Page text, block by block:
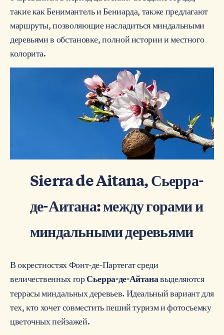
такие как Бенимантель и Бениарда, также предлагают
маршруты, позволяющие насладиться миндальными
деревьями в обстановке, полной истории и местного
колорита.
Sierra de Aitana, Сьерра-
де-Аитана: между горами и
миндальными деревьями
В окрестностях Фонт-де-Партегат среди
величественных горСьерра-де-Айтанавыделяются
террасы миндальных деревьев. Идеальный вариант для
тех, кто хочет совместить пеший туризм и фотосъемку
цветочных пейзажей.